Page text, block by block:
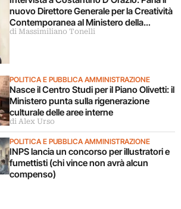
nuovo Direttore Generale per la Creatività
Contemporanea al Ministero della
Cultura
di Massimiliano Tonelli
POLITICA E PUBBLICA AMMINISTRAZIONE
Nasce il Centro Studi per il Piano Olivetti: il
Ministero punta sulla rigenerazione
culturale delle aree interne
di Alex Urso
POLITICA E PUBBLICA AMMINISTRAZIONE
INPS lancia un concorso per illustratori e
fumettisti (chi vince non avrà alcun
compenso)